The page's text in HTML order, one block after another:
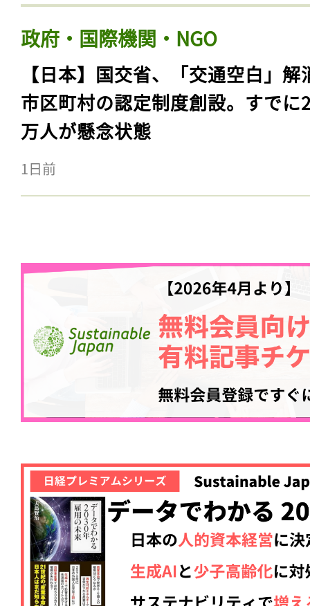
政府・国際機関・NGO
【日本】国交省、「交通空白」解
市区町村の認定制度創設。すでに
万人が懸念状態
1日前